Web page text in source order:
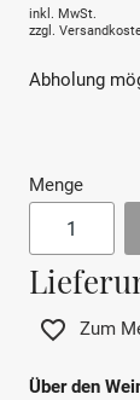
inkl. MwSt.
zzgl.
Abholung
Menge
Zum
Über den